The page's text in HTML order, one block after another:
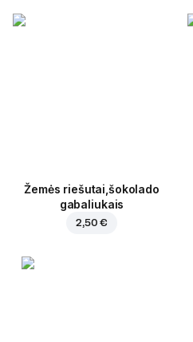
Žemės riešutai,šokolado
gabaliukais
2,50 €